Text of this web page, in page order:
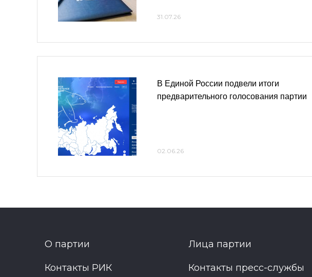
31.07.26
В Единой России подвели итоги
предварительного голосования партии
02.06.26
О партии Лица партии
Контакты РИК Контакты пресс-службы